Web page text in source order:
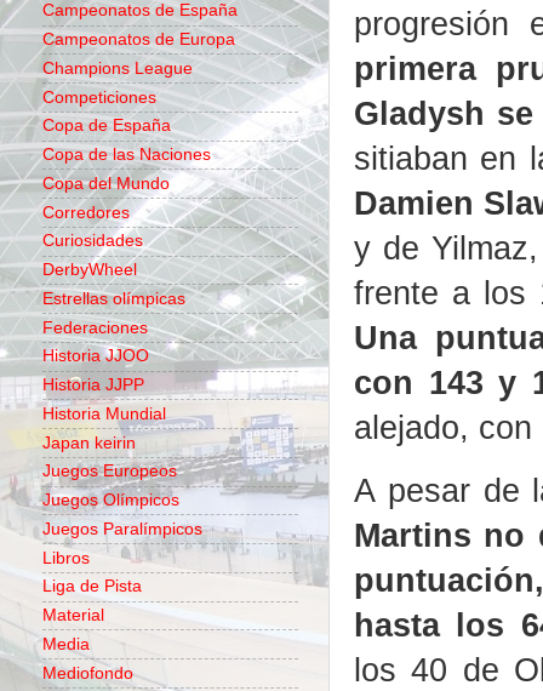
progresión
primera
Gladysh
sitiaban en
Damien
y de
frente a los
Una
con 143 y
alejado, con
A pesar de
Martins no
hasta los
los 40 de
Campeonatos de España
Campeonatos de Europa
Champions League
Competiciones
Copa de España
Copa de las Naciones
Copa del Mundo
Corredores
Curiosidades
DerbyWheel
Estrellas olímpicas
Federaciones
Historia JJOO
Historia JJPP
Historia Mundial
Japan keirin
Juegos Europeos
Juegos Olímpicos
Juegos Paralímpicos
Libros
Liga de Pista
Material
Media
Mediofondo